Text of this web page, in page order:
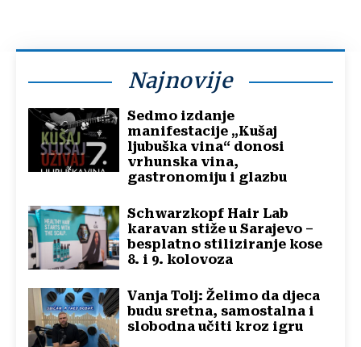
Najnovije
Sedmo izdanje
manifestacije „Kušaj
ljubuška vina“ donosi
vrhunska vina,
gastronomiju i glazbu
Schwarzkopf Hair Lab
karavan stiže u Sarajevo –
besplatno stiliziranje kose
8. i 9. kolovoza
Vanja Tolj: Želimo da djeca
budu sretna, samostalna i
slobodna učiti kroz igru